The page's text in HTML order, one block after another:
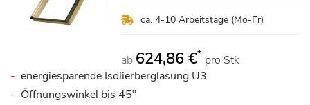
ca. 4-10 Arbeitstage (Mo-Fr)
ab 624,86 €* pro Stk
energiesparende Isolierberglasung U3
Öffnungswinkel bis 45°